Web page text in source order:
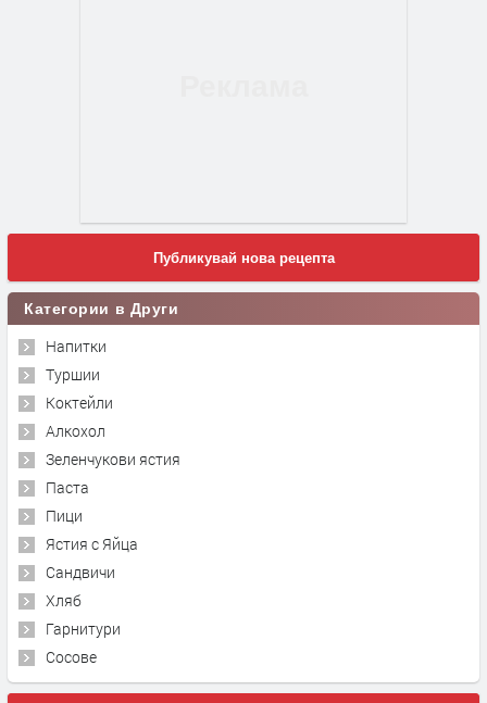
Публикувай нова рецепта
Категории в Други
Напитки
Туршии
Коктейли
Алкохол
Зеленчукови ястия
Паста
Пици
Ястия с Яйца
Сандвичи
Хляб
Гарнитури
Сосове